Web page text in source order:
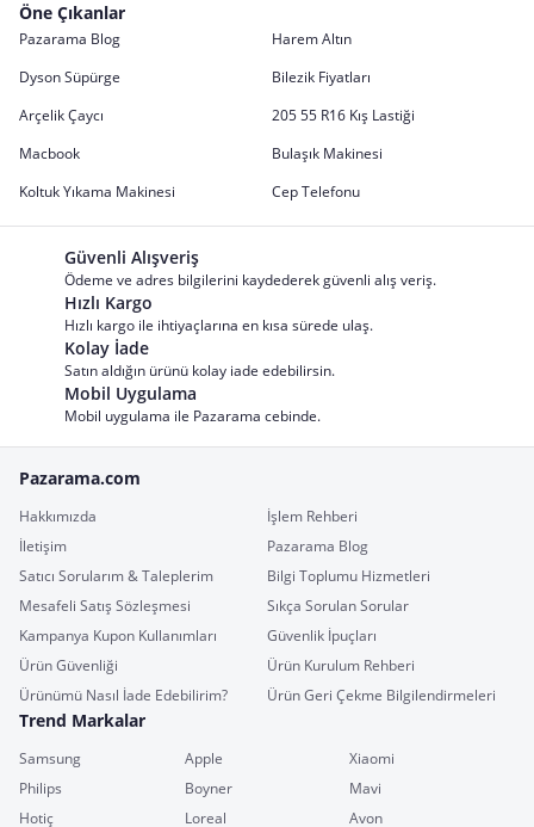
Öne Çıkanlar
Pazarama Blog
Harem Altın
Dyson Süpürge
Bilezik Fiyatları
Arçelik Çaycı
205 55 R16 Kış Lastiği
Macbook
Bulaşık Makinesi
Koltuk Yıkama Makinesi
Cep Telefonu
Güvenli Alışveriş
Ödeme ve adres bilgilerini kaydederek güvenli alış veriş.
Hızlı Kargo
Hızlı kargo ile ihtiyaçlarına en kısa sürede ulaş.
Kolay İade
Satın aldığın ürünü kolay iade edebilirsin.
Mobil Uygulama
Mobil uygulama ile Pazarama cebinde.
Pazarama.com
Hakkımızda
İşlem Rehberi
İletişim
Pazarama Blog
Satıcı Sorularım & Taleplerim
Bilgi Toplumu Hizmetleri
Mesafeli Satış Sözleşmesi
Sıkça Sorulan Sorular
Kampanya Kupon Kullanımları
Güvenlik İpuçları
Ürün Güvenliği
Ürün Kurulum Rehberi
Ürünümü Nasıl İade Edebilirim?
Ürün Geri Çekme Bilgilendirmeleri
Trend Markalar
Samsung Apple
Xiaomi
Philips
Boyner
Mavi
Hotiç
Loreal
Avon